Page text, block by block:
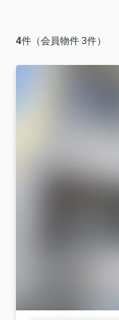
4件（会員物件 3件）